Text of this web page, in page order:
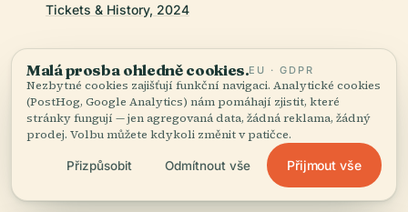
Tickets & History, 2024
Visiting Orto Botanico Pietro Castelli: Hours, Tickets &
Must-See Botanical Collections in Messina, 2024
Visiting Orto Botanico Pietro Castelli in Messina: Hours,
Malá prosba ohledně cookies.EU · GDPR
Nezbytné cookies zajišťují funkční navigaci. Analytické cookies
(PostHog, Google Analytics) nám pomáhají zjistit, které
stránky fungují — jen agregovaná data, žádná reklama, žádný
prodej. Volbu můžete kdykoli změnit v patičce.
Přizpůsobit Odmítnout vše Přijmout vše